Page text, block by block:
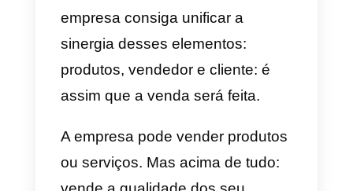
público ou nicho, etc. O problema
da venda consultiva é que ela
está localizada em um ponto
funnel ou funil de vendas
conclusão da venda.